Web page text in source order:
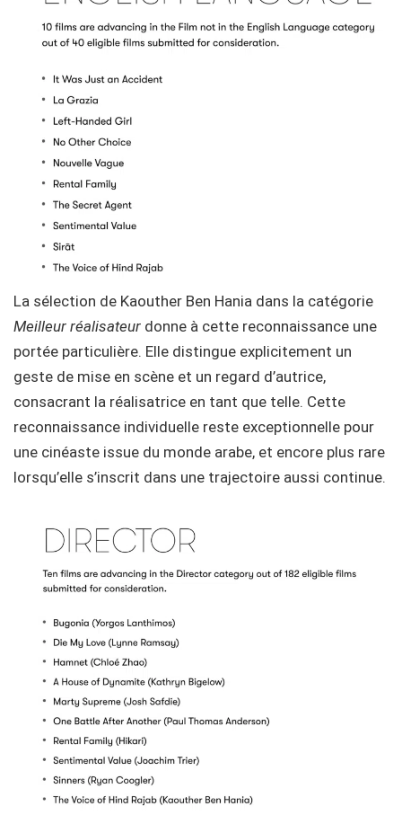
La sélection de Kaouther Ben Hania dans la catégorie
Meilleur réalisateur donne à cette reconnaissance une
portée particulière. Elle distingue explicitement un
geste de mise en scène et un regard d’autrice,
consacrant la réalisatrice en tant que telle. Cette
reconnaissance individuelle reste exceptionnelle pour
une cinéaste issue du monde arabe, et encore plus rare
lorsqu’elle s’inscrit dans une trajectoire aussi continue.